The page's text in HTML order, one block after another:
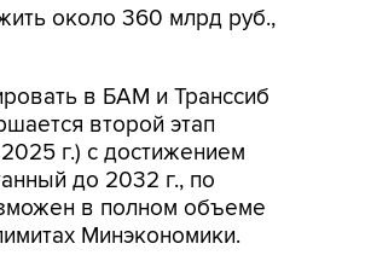
около 360 млрд руб.,
в БАМ и Транссиб
второй этап
г.) с достижением
до 2032 г., по
в полном объеме
Минэкономики.